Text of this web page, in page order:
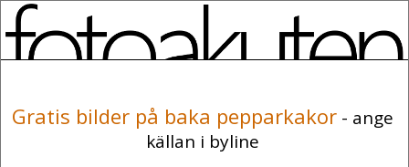
Gratis bilder på baka pepparkakor- ange
källan i byline